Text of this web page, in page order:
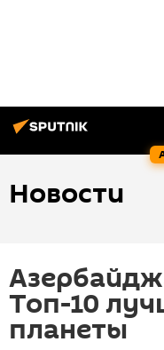
Новости
Топ-10
планеты